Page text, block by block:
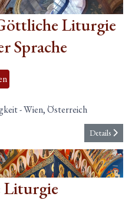
Liturgie
Sprache
-Wien, Österreich
Details